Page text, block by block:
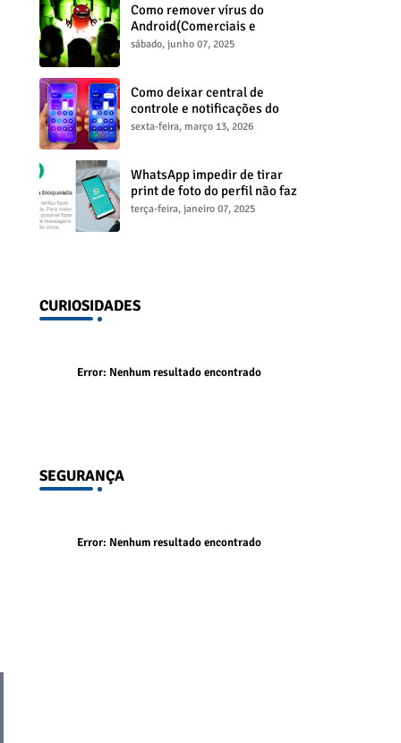
Como remover vírus do
Android(Comerciais e
propagandas)
sábado, junho 07, 2025
Como deixar central de
controle e notificações do
Xiaomi transparente (Blur)
sexta-feira, março 13, 2026
WhatsApp impedir de tirar
print de foto do perfil não faz
sentido
terça-feira, janeiro 07, 2025
CURIOSIDADES
Error: Nenhum resultado encontrado
SEGURANÇA
Error: Nenhum resultado encontrado